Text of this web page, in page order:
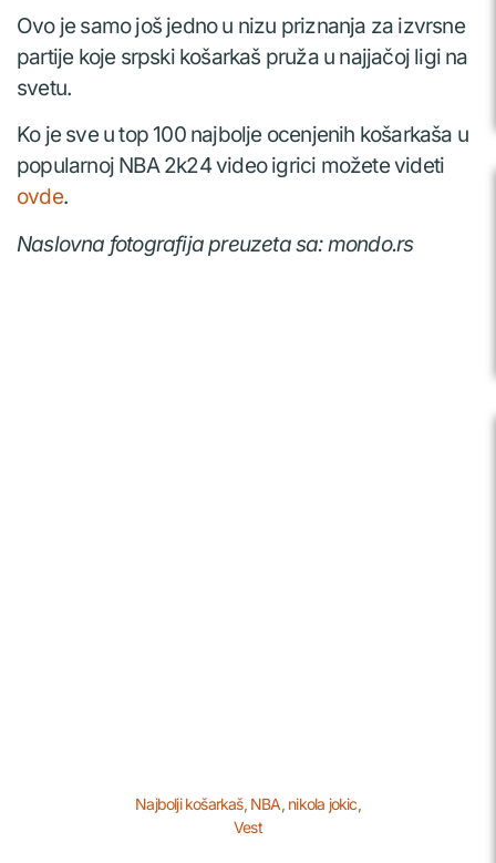
Ovo je samo još jedno u nizu priznanja za izvrsne
partije koje srpski košarkaš pruža u najjačoj ligi na
svetu.
Ko je sve u top 100 najbolje ocenjenih košarkaša u
popularnoj NBA 2k24 video igrici možete videti
ovde.
Naslovna fotografija preuzeta sa: mondo.rs
Najbolji košarkaš, NBA, nikola jokic,
Vest